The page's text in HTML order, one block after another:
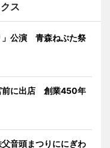
ス
」公演 青森ねぶた祭
前に出店 創業450年
音頭まつりににぎわ